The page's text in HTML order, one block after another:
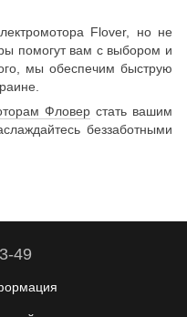
Flover, но не
помогут вам с выбором и
мы обеспечим быструю
Фловер стать вашим
беззаботными
49